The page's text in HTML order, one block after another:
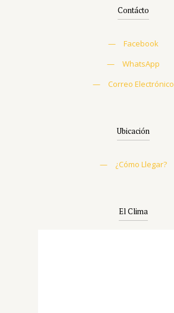
Contácto
—
Facebook
—
WhatsApp
—
Correo Electrónico
Ubicación
— ¿Cómo Llegar?
El Clima